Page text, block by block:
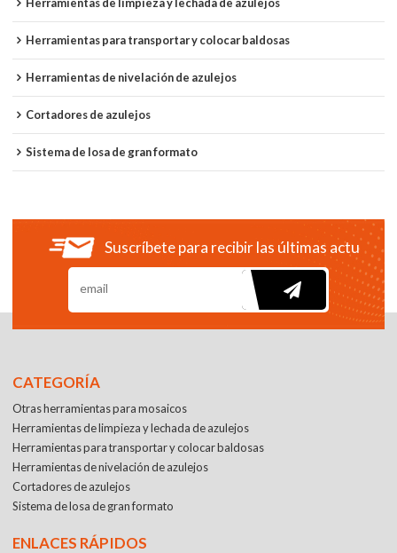
Herramientas para transportar y colocar baldosas
Herramientas de nivelación de azulejos
Cortadores de azulejos
Sistema de losa de gran formato
Suscríbete para recibir las últimas
CATEGORÍA
Otras herramientas para mosaicos
Herramientas de limpieza y lechada de azulejos
Herramientas para transportar y colocar baldosas
Herramientas de nivelación de azulejos
Cortadores de azulejos
Sistema de losa de gran formato
ENLACES RÁPIDOS